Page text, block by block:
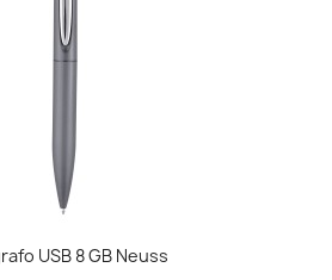
USB 8 GB Neuss